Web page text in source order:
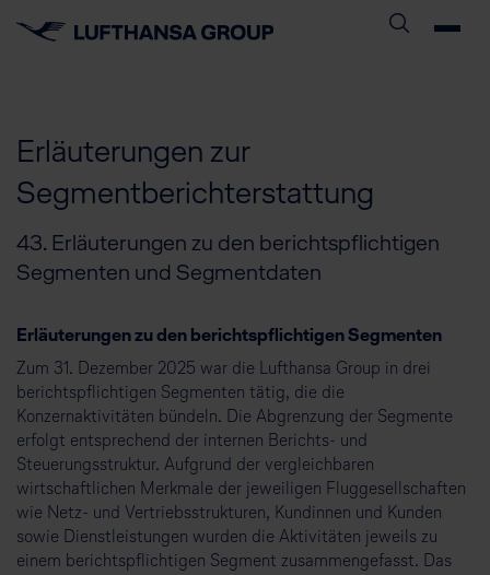
Erläuterungen zur
Segmentberichterstattung
43. Erläuterungen zu den berichtspflichtigen
Segmenten und Segmentdaten
Erläuterungen zu den berichtspflichtigen Segmenten
Zum 31. Dezember 2025 war die Lufthansa Group in drei
berichtspflichtigen Segmenten tätig, die die
Konzernaktivitäten bündeln. Die Abgrenzung der Segmente
erfolgt entsprechend der internen Berichts- und
Steuerungsstruktur. Aufgrund der vergleichbaren
wirtschaftlichen Merkmale der jeweiligen Fluggesellschaften
wie Netz- und Vertriebsstrukturen, Kundinnen und Kunden
sowie Dienstleistungen wurden die Aktivitäten jeweils zu
einem berichtspflichtigen Segment zusammengefasst. Das